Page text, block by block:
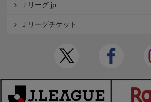
Ｊリーグ.jp
Ｊリーグチケット